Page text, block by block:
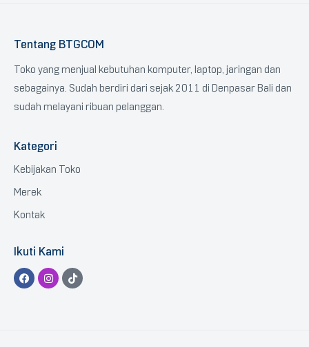
Tentang BTGCOM
Toko yang menjual kebutuhan komputer, laptop, jaringan dan
sebagainya. Sudah berdiri dari sejak 2011 di Denpasar Bali dan
sudah melayani ribuan pelanggan.
Kategori
Kebijakan Toko
Merek
Kontak
Ikuti Kami